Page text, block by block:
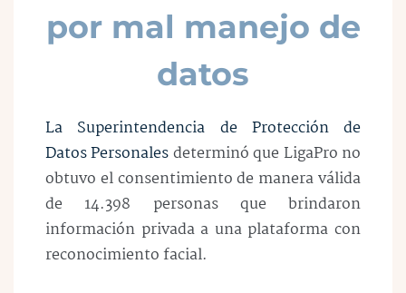
por mal manejo de
datos
La Superintendencia de Protección de
Datos Personalesdeterminó que LigaPro no
obtuvo el consentimiento de manera válida
de 14.398 personas que brindaron
información privada a una plataforma con
reconocimiento facial.